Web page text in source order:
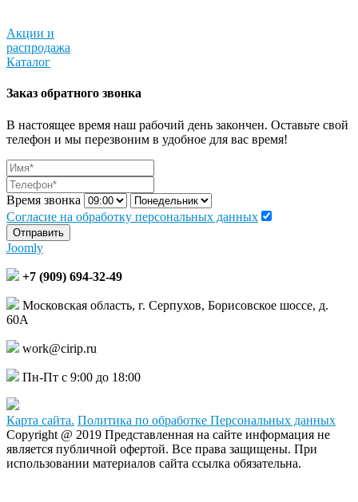
Акции и
распродажа
Каталог
Заказ обратного звонка
В настоящее время наш рабочий день закончен. Оставьте свой
телефон и мы перезвоним в удобное для вас время!
Время звонка
Согласие на обработку персональных данных
Отправить
Joomly
+7 (909) 694-32-49
Московская область, г. Серпухов, Борисовское шоссе, д.
60А
work@cirip.ru
Пн-Пт с 9:00 до 18:00
Карта сайта. Политика по обработке Персональных данных
Copyright @ 2019 Представленная на сайте информация не
является публичной офертой. Все права защищены. При
использовании материалов сайта ссылка обязательна.